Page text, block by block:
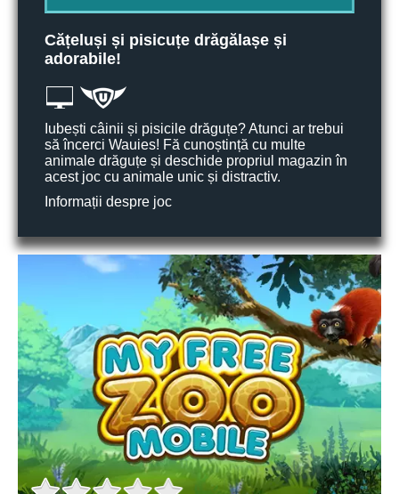
Cățeluși și pisicuțe drăgălașe și
adorabile!
Iubești câinii și pisicile drăguțe? Atunci ar trebui
să încerci Wauies! Fă cunoștință cu multe
animale drăguțe și deschide propriul magazin în
acest joc cu animale unic și distractiv.
Informații despre joc